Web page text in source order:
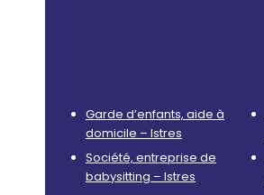
Garde d’enfants, aide à
domicile – Istres
Société, entreprise de
babysitting – Istres